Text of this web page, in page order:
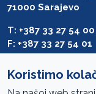
71000 Sarajevo
T: +387 33 27 54 00
F: +387 33 27 54 01
Koristimo